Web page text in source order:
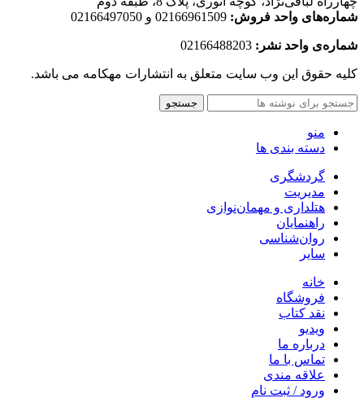
شماره‌های واحد فروش: 02166961509 و 02166497050
شماره‌‌ی واحد نشر:
کلیه حقوق این وب سایت متعلق به انتشارات مهکامه می باشد.
جستجو
منو
دسته بندی ها
گردشگری
مدیریت
هتلداری و مهمان‌نوازی
راهنمایان
روان‌شناسی
سایر
خانه
فروشگاه
نقد کتاب
ویدیو
درباره‌ ما
تماس با ما
علاقه مندی
ورود / ثبت نام